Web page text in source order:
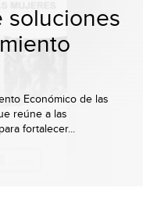
soluciones
Económico de las
reúne a las
fortalecer...